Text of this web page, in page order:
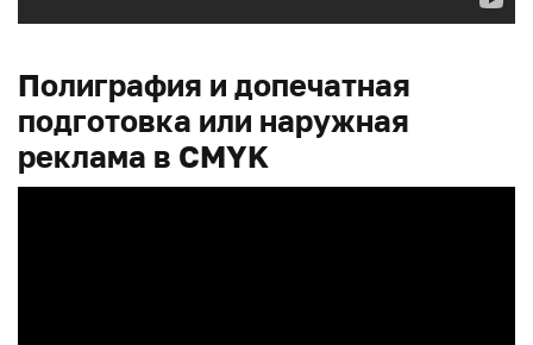
Полиграфия и допечатная
подготовка или наружная
реклама в CMYK